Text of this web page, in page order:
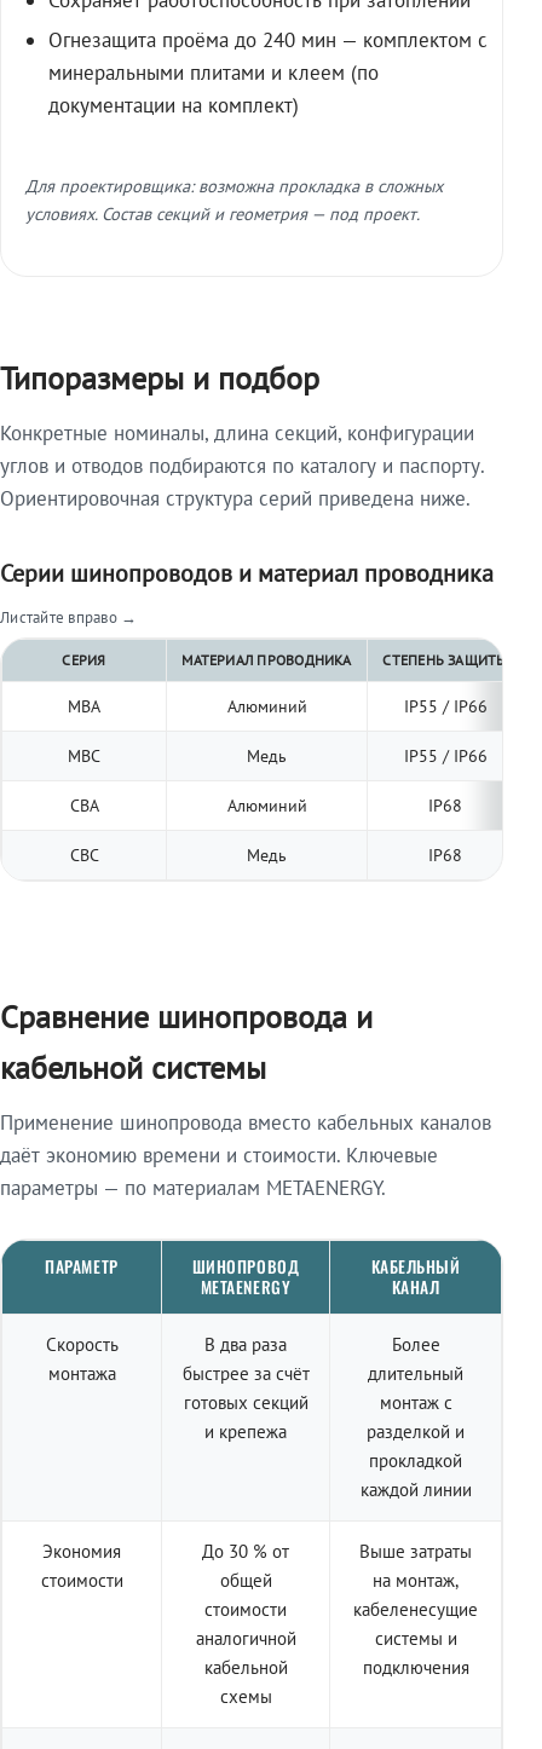
Огнезащита проёма до 240 мин — комплектом с
минеральными плитами и клеем (по
документации на комплект)
Для проектировщика: возможна прокладка в сложных
условиях. Состав секций и геометрия — под проект.
Типоразмеры и подбор
Конкретные номиналы, длина секций, конфигурации
углов и отводов подбираются по каталогу и паспорту.
Ориентировочная структура серий приведена ниже.
Серии шинопроводов и материал проводника
Листайте вправо →
СЕРИЯ МАТЕРИАЛ ПРОВОДНИКА СТЕПЕНЬ ЗАЩИТЫ
МВА Алюминий IP55 / IP66
МВС Медь IP55 / IP66
СВА Алюминий IP68
СВС Медь IP68
Сравнение шинопровода и
кабельной системы
Применение шинопровода вместо кабельных каналов
даёт экономию времени и стоимости. Ключевые
параметры — по материалам METAENERGY.
ПАРАМЕТР
ШИНОПРОВОД
METAENERGY
КАБЕЛЬНЫЙ
КАНАЛ
Скорость
монтажа
В два раза
быстрее за счёт
готовых секций
и крепежа
Более
длительный
монтаж с
разделкой и
прокладкой
каждой линии
Экономия
стоимости
До 30 % от
общей
стоимости
аналогичной
кабельной
схемы
Выше затраты
на монтаж,
кабеленесущие
системы и
подключения